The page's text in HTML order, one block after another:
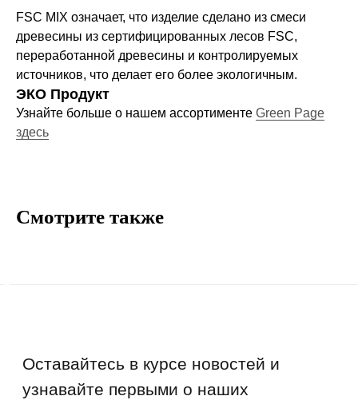
FSC MIX означает, что изделие сделано из смеси
древесины из сертифицированных лесов FSC,
переработанной древесины и контролируемых
источников, что делает его более экологичным.
ЭКО Продукт
Узнайте больше о нашем ассортименте Green Page
здесь
Смотрите также
О нас
Договор-оферта
Блог
Контакты
Copyright © 2026 - TOTS Distribution Group
Свидетельство на товарный знак
FAQs